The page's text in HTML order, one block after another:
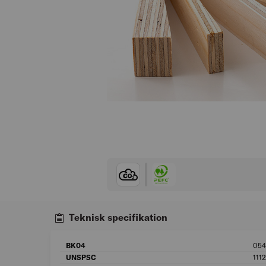
Teknisk specifikation
BK04
UNSPSC